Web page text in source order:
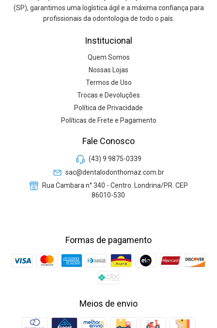
(SP), garantimos uma logística ágil e a máxima confiança para
profissionais da odontologia de todo o país.
Institucional
Quem Somos
Nossas Lojas
Termos de Uso
Trocas e Devoluções
Política de Privacidade
Políticas de Frete e Pagamento
Fale Conosco
(43) 9 9875-0339
sac@dentalodonthomaz.com.br
Rua Cambara n° 340 - Centro. Londrina/PR. CEP
86010-530
Formas de pagamento
Meios de envio